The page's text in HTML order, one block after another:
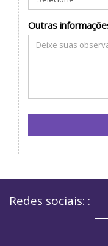
Outras
Redes sociais: :